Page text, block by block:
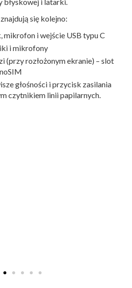
się kolejno:
mikrofon i wejście USB typu C
i mikrofony
(przy rozłożonym ekranie) – slot
głośności i przycisk zasilania
czytnikiem linii papilarnych.